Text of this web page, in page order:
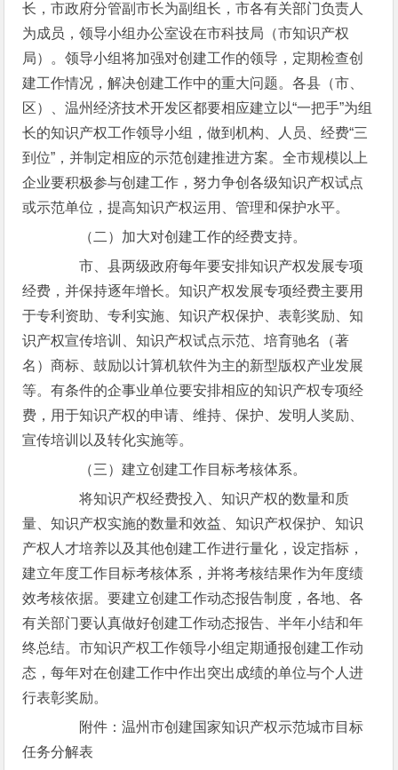
长，市政府分管副市长为副组长，市各有关部门负责人
为成员，领导小组办公室设在市科技局（市知识产权
局）。领导小组将加强对创建工作的领导，定期检查创
建工作情况，解决创建工作中的重大问题。各县（市、
区）、温州经济技术开发区都要相应建立以“一把手”为组
长的知识产权工作领导小组，做到机构、人员、经费“三
到位”，并制定相应的示范创建推进方案。全市规模以上
企业要积极参与创建工作，努力争创各级知识产权试点
或示范单位，提高知识产权运用、管理和保护水平。
（二）加大对创建工作的经费支持。
市、县两级政府每年要安排知识产权发展专项
经费，并保持逐年增长。知识产权发展专项经费主要用
于专利资助、专利实施、知识产权保护、表彰奖励、知
识产权宣传培训、知识产权试点示范、培育驰名（著
名）商标、鼓励以计算机软件为主的新型版权产业发展
等。有条件的企事业单位要安排相应的知识产权专项经
费，用于知识产权的申请、维持、保护、发明人奖励、
宣传培训以及转化实施等。
（三）建立创建工作目标考核体系。
将知识产权经费投入、知识产权的数量和质
量、知识产权实施的数量和效益、知识产权保护、知识
产权人才培养以及其他创建工作进行量化，设定指标，
建立年度工作目标考核体系，并将考核结果作为年度绩
效考核依据。要建立创建工作动态报告制度，各地、各
有关部门要认真做好创建工作动态报告、半年小结和年
终总结。市知识产权工作领导小组定期通报创建工作动
态，每年对在创建工作中作出突出成绩的单位与个人进
行表彰奖励。
附件：温州市创建国家知识产权示范城市目标
任务分解表